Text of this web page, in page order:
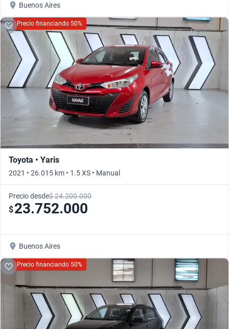
Buenos Aires
Precio financiando 50%
Toyota • Yaris
2021 • 26.015 km • 1.5 XS • Manual
Precio desde$ 24.200.000
$23.752.000
Buenos Aires
Precio financiando 50%